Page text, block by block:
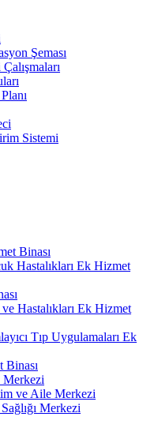
Şeması
Sistemi
Binası
Hastalıkları Ek Hizmet
Hastalıkları Ek Hizmet
Tıp Uygulamaları Ek
Binası
Merkezi
ve Aile Merkezi
Merkezi